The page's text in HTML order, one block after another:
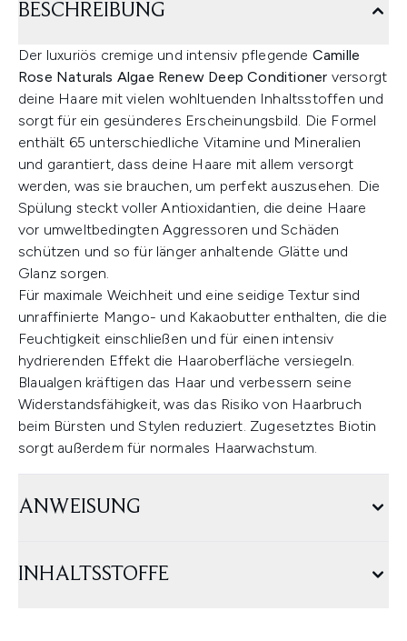
BESCHREIBUNG
Der luxuriös cremige und intensiv pflegende Camille
Rose Naturals Algae Renew Deep Conditioner versorgt
deine Haare mit vielen wohltuenden Inhaltsstoffen und
sorgt für ein gesünderes Erscheinungsbild. Die Formel
enthält 65 unterschiedliche Vitamine und Mineralien
und garantiert, dass deine Haare mit allem versorgt
werden, was sie brauchen, um perfekt auszusehen. Die
Spülung steckt voller Antioxidantien, die deine Haare
vor umweltbedingten Aggressoren und Schäden
schützen und so für länger anhaltende Glätte und
Glanz sorgen.
Für maximale Weichheit und eine seidige Textur sind
unraffinierte Mango- und Kakaobutter enthalten, die die
Feuchtigkeit einschließen und für einen intensiv
hydrierenden Effekt die Haaroberfläche versiegeln.
Blaualgen kräftigen das Haar und verbessern seine
Widerstandsfähigkeit, was das Risiko von Haarbruch
beim Bürsten und Stylen reduziert. Zugesetztes Biotin
sorgt außerdem für normales Haarwachstum.
ANWEISUNG
INHALTSSTOFFE